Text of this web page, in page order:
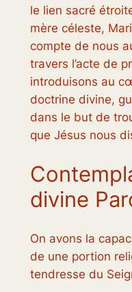
le lien sacré
mère céleste,
compte de nous
travers l’acte de
introduisons au
doctrine divine,
dans le but de
que Jésus nous
divine
On avons la
de une portion
tendresse du